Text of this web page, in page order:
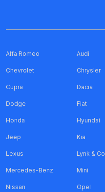
Alfa Romeo Audi
Chevrolet Chrysler
Cupra Dacia
Dodge Fiat
Honda Hyundai
Jeep Kia
Lexus Lynk & Co
Mercedes-Benz Mini
Nissan Opel